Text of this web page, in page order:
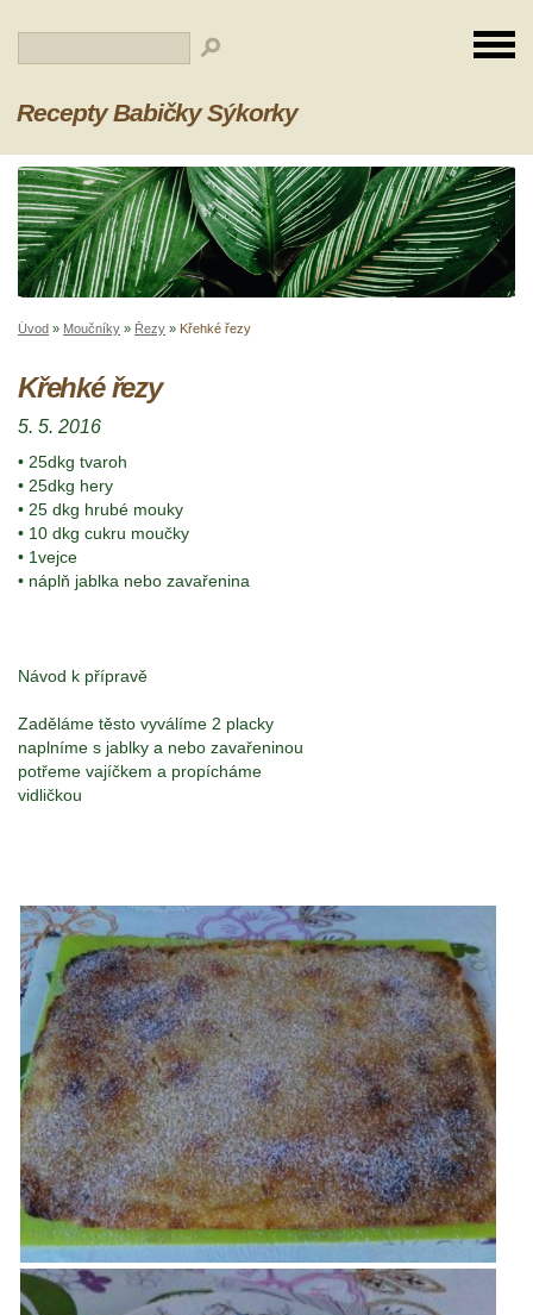
Recepty Babičky Sýkorky
Úvod » Moučníky » Řezy » Křehké řezy
Křehké řezy
5. 5. 2016
• 25dkg tvaroh
• 25dkg hery
• 25 dkg hrubé mouky
• 10 dkg cukru moučky
• 1vejce
• náplň jablka nebo zavařenina
Návod k přípravě
Zaděláme těsto vyválíme 2 placky
naplníme s jablky a nebo zavařeninou
potřeme vajíčkem a propícháme
vidličkou